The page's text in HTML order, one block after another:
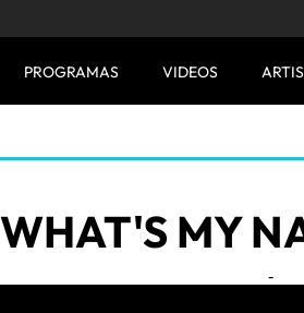
PROGRAMAS VIDEOS
WHAT'S MY
-